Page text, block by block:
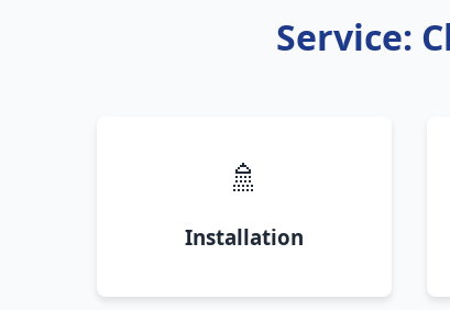
Service:
🚿
Installation